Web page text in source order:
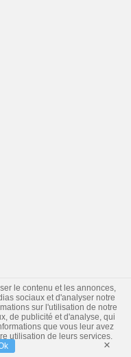
le contenu et les annonces,
sociaux et d'analyser notre
sur l'utilisation de notre
de publicité et d'analyse, qui
que vous leur avez
utilisation de leurs services.
×